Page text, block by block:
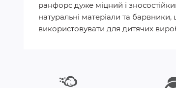
ранфорс дуже міцний і
натуральні матеріали та барвники,
використовувати для дитячих